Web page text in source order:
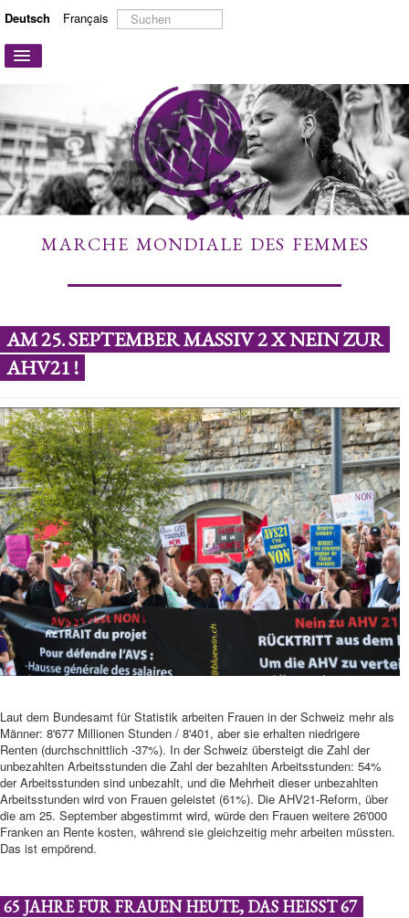
Deutsch Français
Suchen
...
Navigation
ÜBER UNS
AKTIONEN UND KAMPAGNEN
MITMACHEN
MEHR ERFAHREN
MARCHE MONDIALE DES FEMMES
AM 25. SEPTEMBER MASSIV 2 X NEIN ZUR
AHV21 !
Laut dem Bundesamt für Statistik arbeiten Frauen in der Schweiz mehr als
Männer: 8'677 Millionen Stunden / 8'401, aber sie erhalten niedrigere
Renten (durchschnittlich -37%). In der Schweiz übersteigt die Zahl der
unbezahlten Arbeitsstunden die Zahl der bezahlten Arbeitsstunden: 54%
der Arbeitsstunden sind unbezahlt, und die Mehrheit dieser unbezahlten
Arbeitsstunden wird von Frauen geleistet (61%). Die AHV21-Reform, über
die am 25. September abgestimmt wird, würde den Frauen weitere 26'000
Franken an Rente kosten, während sie gleichzeitig mehr arbeiten müssten.
Das ist empörend.
65 JAHRE FÜR FRAUEN HEUTE, DAS HEISST 67